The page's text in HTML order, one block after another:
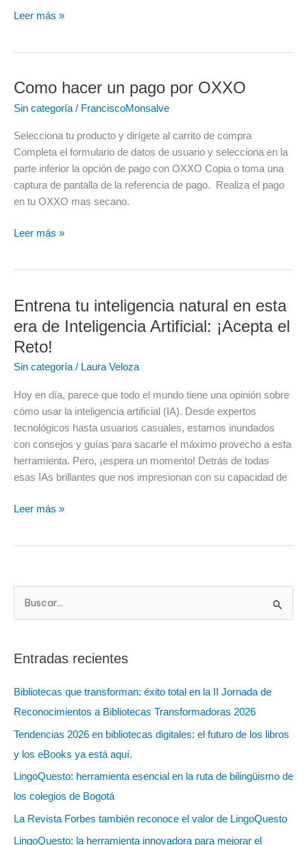
autores
Leer más »
Como hacer un pago por OXXO
Sin categoría / FranciscoMonsalve
Selecciona tu producto y dirígete al carrito de compra
Completa el formulario de datos de usuario y selecciona en la
parte inferior la opción de pago con OXXO Copia o toma una
captura de pantalla de la referencia de pago. Realiza el pago
en tu OXXO mas secano.
Como
hacer
pago
por
OXXO
Leer más »
Entrena tu inteligencia natural en esta
era de Inteligencia Artificial: ¡Acepta el
Reto!
Sin categoría/ Laura Veloza
Hoy en día, parece que todo el mundo tiene una opinión sobre
cómo usar la inteligencia artificial (IA). Desde expertos
tecnológicos hasta usuarios casuales, estamos inundados
con consejos y guías para sacarle el máximo provecho a esta
herramienta. Pero, ¡espera un momento! Detrás de todas
esas IAs brillantes que nos impresionan con su capacidad de
Entrena
natural
en
era
de
Inteligencia
Artificial:
¡Acepta
el
Leer más »
c
a
r
Entradas recientes
Bibliotecas que transforman: éxito total en la II Jornada de
Reconocimientos a Bibliotecas Transformadoras 2026
Tendencias 2026 en bibliotecas digitales: el futuro de los libros
y los eBooks ya está aquí.
LingoQuesto: herramienta esencial en la ruta de bilingüismo de
los colegios de Bogotá
La Revista Forbes también reconoce el valor de LingoQuesto
LingoQuesto: la herramienta innovadora para mejorar el